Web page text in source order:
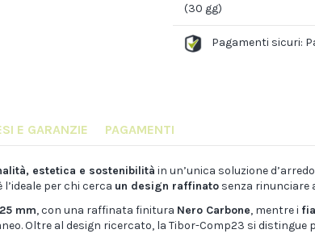
(30 gg)
Pagamenti sicuri:
E GARANZIE PAGAMENTI
estetica e sostenibilità in un’unica soluzione
per chi cerca un design raffinato senza rinunciare
25 mm, con una raffinata finitura Nero Carbone, mentre i
Oltre al design ricercato, la Tibor-Comp23 si distingue